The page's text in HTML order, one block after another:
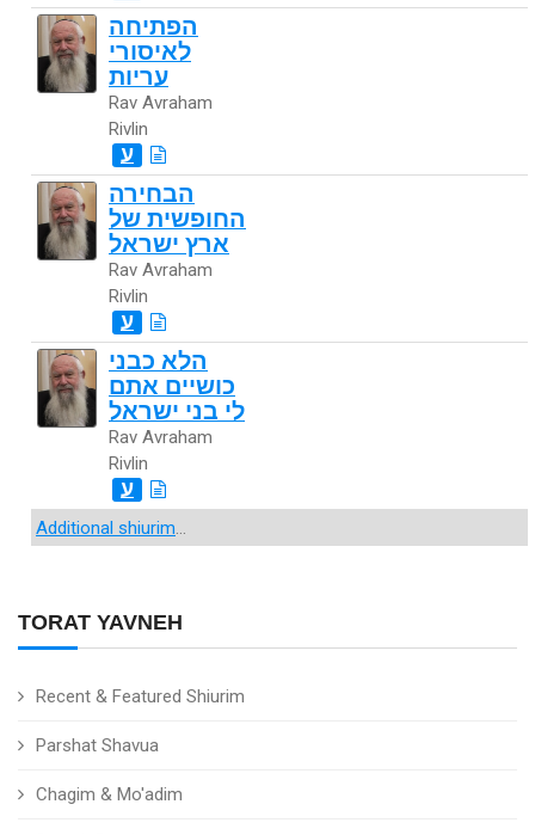
TORAT YAVNEH
Recent & Featured Shiurim
Parshat Shavua
Chagim & Mo'adim
הפתיחה
לאיסורי
עריות
Rav Avraham
Rivlin
ע
הבחירה
החופשית של
ארץ ישראל
Rav Avraham
Rivlin
ע
הלא כבני
כושיים אתם
לי בני ישראל
Rav Avraham
Rivlin
ע
Additional shiurim...